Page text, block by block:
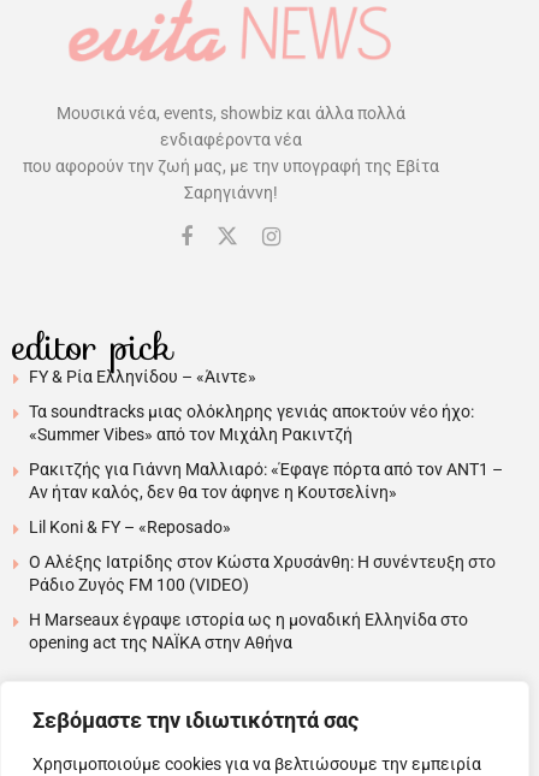
Σεβόμαστε την ιδιωτικότητά σας
Χρησιμοποιούμε cookies για να βελτιώσουμε την εμπειρία
Μουσικά νέα, events, showbiz και άλλα πολλά
ενδιαφέροντα νέα
που αφορούν την ζωή μας, με την υπογραφή της Εβίτα
Σαρηγιάννη!
editor pick
FY & Ρία Ελληνίδου – «Άιντε»
Τα soundtracks μιας ολόκληρης γενιάς αποκτούν νέο ήχο:
«Summer Vibes» από τον Μιχάλη Ρακιντζή
Ρακιτζής για Γιάννη Μαλλιαρό: «Έφαγε πόρτα από τον ΑΝΤ1 –
Αν ήταν καλός, δεν θα τον άφηνε η Κουτσελίνη»
Lil Koni & FY – «Reposado»
Ο Αλέξης Ιατρίδης στον Κώστα Χρυσάνθη: Η συνέντευξη στο
Ράδιο Ζυγός FM 100 (VIDEO)
H Marseaux έγραψε ιστορία ως η μοναδική Ελληνίδα στο
opening act της NAÏKA στην Αθήνα
….